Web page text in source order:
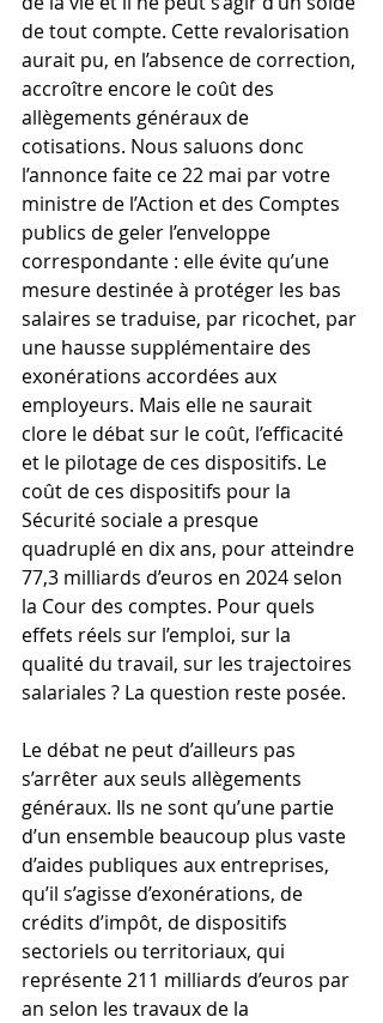
de tout compte. Cette revalorisation
aurait pu, en l’absence de correction,
accroître encore le coût des
allègements généraux de
cotisations. Nous saluons donc
l’annonce faite ce 22 mai par votre
ministre de l’Action et des Comptes
publics de geler l’enveloppe
correspondante : elle évite qu’une
mesure destinée à protéger les bas
salaires se traduise, par ricochet, par
une hausse supplémentaire des
exonérations accordées aux
employeurs. Mais elle ne saurait
clore le débat sur le coût, l’efficacité
et le pilotage de ces dispositifs. Le
coût de ces dispositifs pour la
Sécurité sociale a presque
quadruplé en dix ans, pour atteindre
77,3 milliards d’euros en 2024 selon
la Cour des comptes. Pour quels
effets réels sur l’emploi, sur la
qualité du travail, sur les trajectoires
salariales ? La question reste posée.
Le débat ne peut d’ailleurs pas
s’arrêter aux seuls allègements
généraux. Ils ne sont qu’une partie
d’un ensemble beaucoup plus vaste
d’aides publiques aux entreprises,
qu’il s’agisse d’exonérations, de
crédits d’impôt, de dispositifs
sectoriels ou territoriaux, qui
représente 211 milliards d’euros par
an selon les travaux de la